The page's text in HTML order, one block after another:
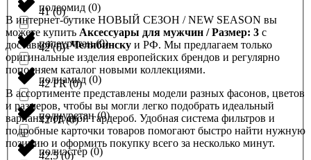
41 (0)
42 (0)
42 FR (0)
42 IT (0)
42,5 (0)
полеомид (0)
полеуретан (0)
полиамид (0)
полиуретан (0)
полиэстер (0)
В интернет-бутике НОВЫЙ СЕЗОН / NEW SEASON вы
можете купить Аксессуары для мужчин / Размер: 3 с
доставкой поЧелябинску и РФ. Мы предлагаем только
оригинальные изделия европейских брендов и регулярно
пополняем каталог новыми коллекциями.
В ассортименте представлены модели разных фасонов, цветов
и размеров, чтобы вы могли легко подобрать идеальный
вариант под свой гардероб. Удобная система фильтров и
подробные карточки товаров помогают быстро найти нужную
позицию и оформить покупку всего за несколько минут.